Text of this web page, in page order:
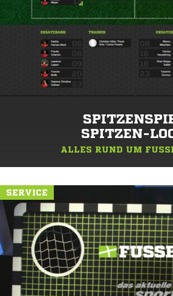
SPITZEN-
ALLES RUND UM
SERVICE